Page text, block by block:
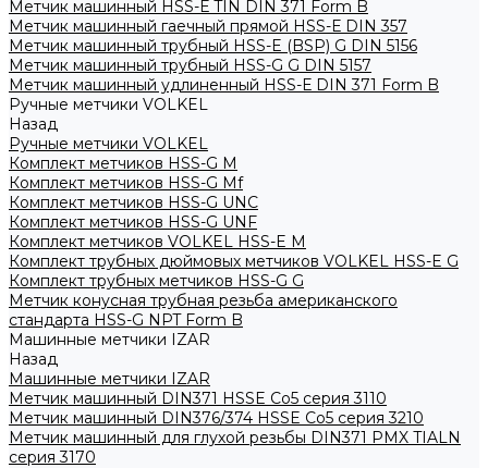
Метчик машинный HSS-Е TIN DIN 371 Form B
Метчик машинный гаечный прямой HSS-Е DIN 357
Метчик машинный трубный HSS-E (BSP) G DIN 5156
Метчик машинный трубный HSS-G G DIN 5157
Метчик машинный удлиненный HSS-Е DIN 371 Form B
Ручные метчики VOLKEL
Назад
Ручные метчики VOLKEL
Комплект метчиков HSS-G M
Комплект метчиков HSS-G Mf
Комплект метчиков HSS-G UNC
Комплект метчиков HSS-G UNF
Комплект метчиков VOLKEL HSS-E M
Комплект трубных дюймовых метчиков VOLKEL HSS-E G
Комплект трубных метчиков HSS-G G
Метчик конусная трубная резьба американского
стандарта HSS-G NPT Form B
Машинные метчики IZAR
Назад
Машинные метчики IZAR
Метчик машинный DIN371 HSSE Co5 серия 3110
Метчик машинный DIN376/374 HSSE Co5 серия 3210
Метчик машинный для глухой резьбы DIN371 PMX TIALN
серия 3170